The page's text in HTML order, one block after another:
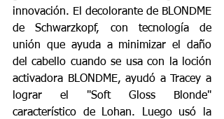
innovación. El decolorante de BLONDME
de Schwarzkopf, con tecnología de
unión que ayuda a minimizar el daño
del cabello cuando se usa con la loción
activadora BLONDME, ayudó a Tracey a
lograr el "Soft Gloss Blonde"
característico de Lohan. Luego usó la